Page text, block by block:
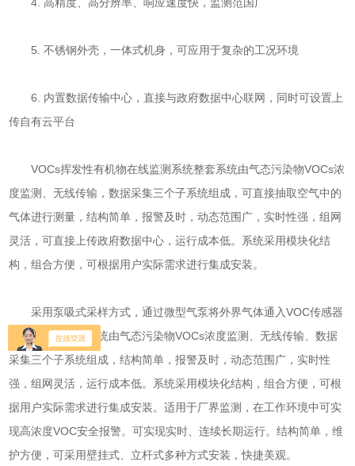
5. 不锈钢外壳，一体式机身，可应用于复杂的工况环境
6. 内置数据传输中心，直接与政府数据中心联网，同时可设置上
传自有云平台
VOCs挥发性有机物在线监测系统整套系统由气态污染物VOCs浓
度监测、无线传输，数据采集三个子系统组成，可直接抽取空气中的
气体进行测量，结构简单，报警及时，动态范围广，实时性强，组网
灵活，可直接上传政府数据中心，运行成本低。系统采用模块化结
构，组合方便，可根据用户实际需求进行集成安装。
采用泵吸式采样方式，通过微型气泵将外界气体通入VOC传感器
进行检测。整套系统由气态污染物VOCs浓度监测、无线传输、数据
采集三个子系统组成，结构简单，报警及时，动态范围广，实时性
强，组网灵活，运行成本低。系统采用模块化结构，组合方便，可根
据用户实际需求进行集成安装。适用于厂界监测，在工作环境中可实
现高浓度VOC安全报警。可实现实时、连续长期运行。结构简单，维
护方便，可采用壁挂式、立杆式多种方式安装，快捷美观。